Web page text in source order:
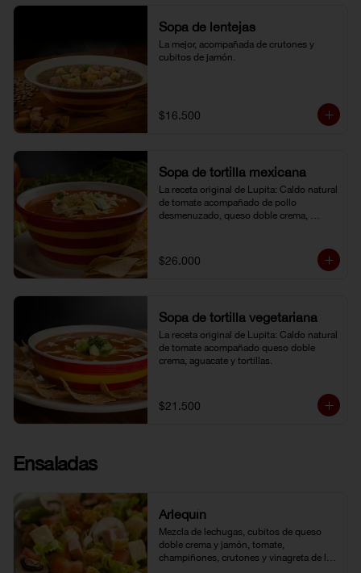
Sopa de lentejas
La mejor, acompañada de crutones y
cubitos de jamón.
$16.500
Sopa de tortilla mexicana
La receta original de Lupita: Caldo natural
de tomate acompañado de pollo
desmenuzado, queso doble crema,
$26.000
Sopa de tortilla vegetariana
La receta original de Lupita: Caldo natural
de tomate acompañado queso doble
crema, aguacate y tortillas.
$21.500
Ensaladas
Arlequín
Mezcla de lechugas, cubitos de queso
doble crema y jamón, tomate,
champiñones, crutones y vinagreta de la